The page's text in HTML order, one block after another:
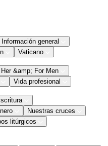
Información general
Vaticano
Her &amp; For Men
Vida profesional
Nuestras cruces
litúrgicos